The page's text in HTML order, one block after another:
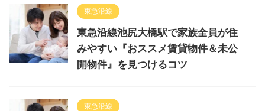
東急沿線
東急沿線池尻大橋駅で家族全員が住
みやすい『おススメ賃貸物件＆未公
開物件』を見つけるコツ
東急沿線